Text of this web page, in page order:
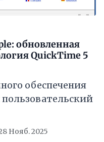
обновленная
QuickTime 5
обеспечения
Нояб. 2025